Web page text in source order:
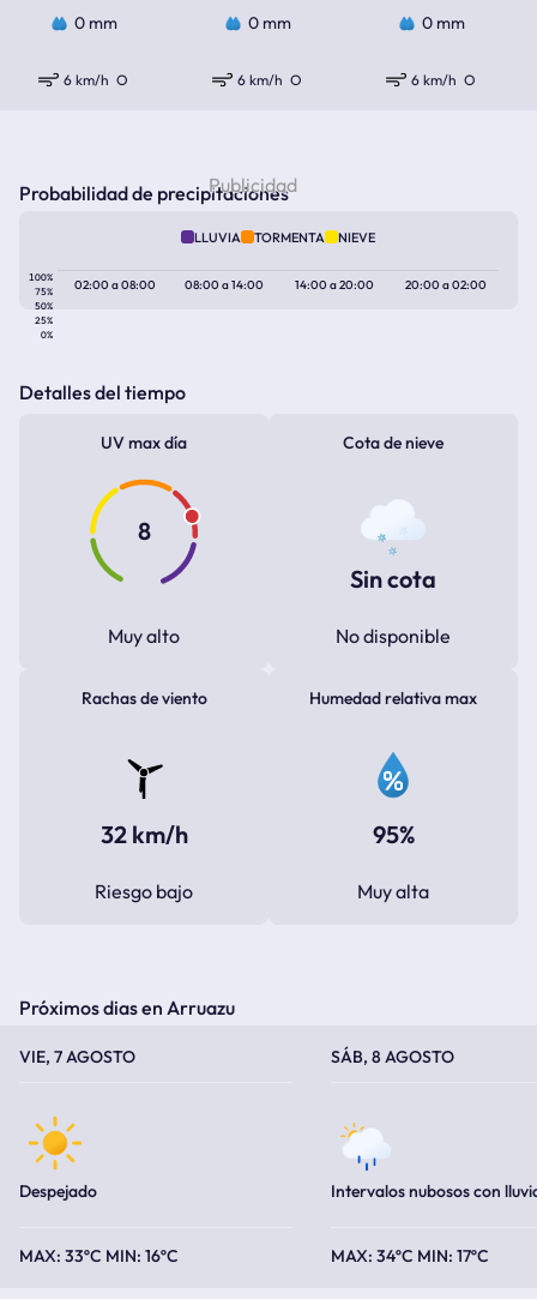
0 mm 0 mm 0 mm
6 km/h O 6 km/h O 6 km/h O
Probabilidad de precipitaciones
LLUVIA TORMENTA NIEVE
100%
75%
50%
25%
0%
02:00a08:00 08:00a14:00 14:00a20:00 20:00a02:00
Detalles del tiempo
UV max día
8
Muy alto
Cota de nieve
Sin cota
No disponible
Rachas de viento
32 km/h
Riesgo bajo
Humedad relativa max
95%
Muy alta
Próximos dias en Arruazu
VIE, 7 AGOSTO
Despejado
33ºC 16ºC
SÁB, 8 AGOSTO
Intervalos nubosos con
34ºC 17ºC